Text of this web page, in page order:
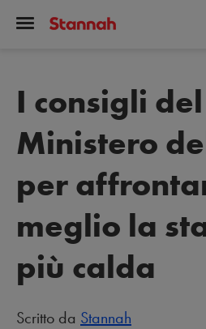
I consigli del
Ministero
per
meglio la
più calda
Scritto da Stannah